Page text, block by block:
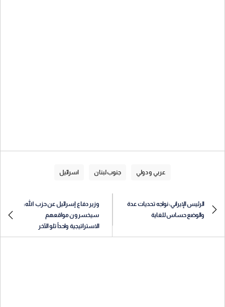
عربي و دولي جنوب لبنان اسرائيل
الرئيس الإيراني: نواجه تحديات عدة
والوضع حساس للغاية
وزير دفاع إسرائيل عن حزب الله:
سيخسرون مواقعهم
الاستراتيجية واحداً تلو الآخر